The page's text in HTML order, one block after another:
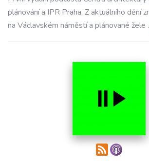
plánování a IPR Praha. Z aktuálního dění
na Václavském náměstí a plánované žele